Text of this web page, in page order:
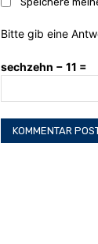
Bitte gib eine
sechzehn − 11 =